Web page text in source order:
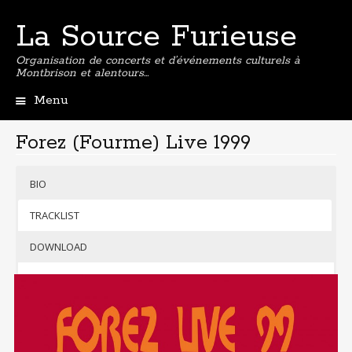
La Source Furieuse
Organisation de concerts et d’événements culturels à
Montbrison et alentours…
Menu
contenu
Forez (Fourme) Live 1999
BIO
TRACKLIST
DOWNLOAD F